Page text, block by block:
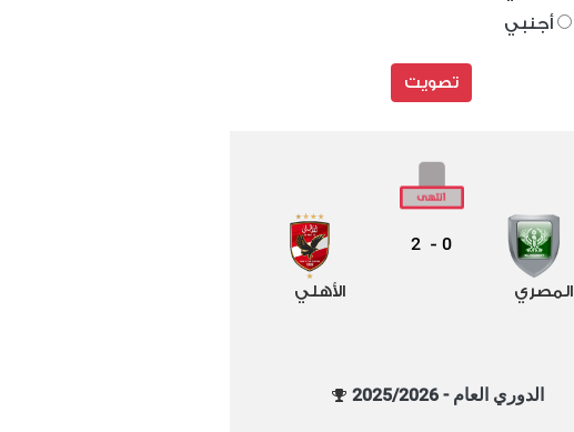
أجنبي
تصويت
المصري
0
-
2
الأهلي
الدوري العام - 2025/2026